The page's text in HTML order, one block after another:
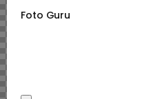
Foto Guru